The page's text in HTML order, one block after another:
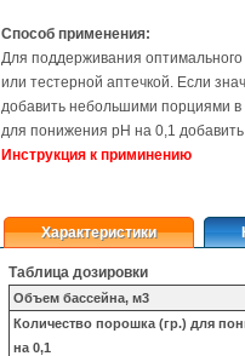
Способ применения:
Для поддерживания
или тестерной аптечкой. Если
добавить небольшими порциями в
для понижения pH на 0,1
Инструкция к приминению
Характеристики
Таблица дозировки
Объем бассейна, м3
Количество порошка (гр.) для
на 0,1